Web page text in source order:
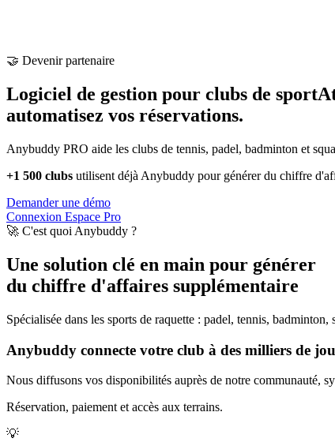
🤝 Devenir partenaire
Logiciel de gestion pour clubs de sport
automatisez vos réservations.
Anybuddy PRO aide les clubs de tennis, padel, badminton et
+1 500 clubs utilisent déjà Anybuddy pour générer du chiffre
Demander une démo
Connexion Espace Pro
🚀 C'est quoi Anybuddy ?
Une solution clé en main pour générer
du chiffre d'affaires supplémentaire
Spécialisée dans les sports de raquette : padel, tennis, badminton,
Anybuddy connecte votre club à des milliers de
Nous diffusons vos disponibilités auprès de notre communauté,
Réservation, paiement et accès aux terrains.
💡